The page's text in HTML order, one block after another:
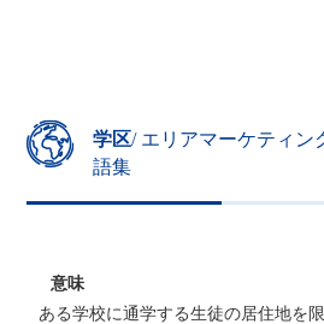
学区/ エリアマーケティン
語集
意味
ある学校に通学する生徒の居住地を